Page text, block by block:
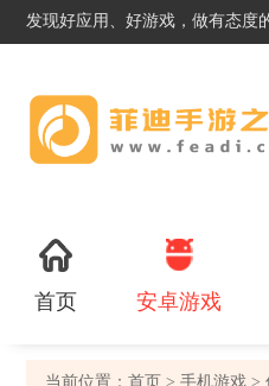
发现好应用、好游戏，做有态度
首页 安卓游戏
当前位置： 首页 > 手机游戏 >